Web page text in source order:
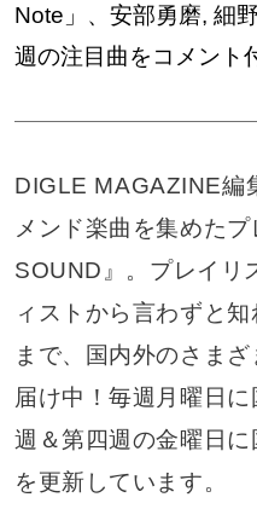
Note」、安部勇磨, 細
週の注目曲をコメント
DIGLE MAGAZINE編
メンド楽曲を集めた
SOUND』。プレイリ
ィストから言わずと
まで、国内外のさま
届け中！毎週月曜日
週＆第四週の金曜日
を更新しています。